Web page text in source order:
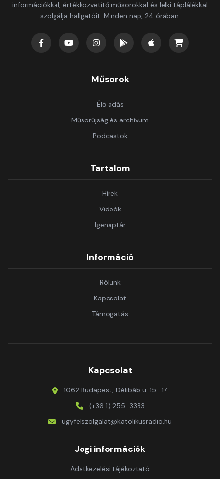
információkkal, értékközvetítő műsorokkal és lelki táplálékkal
szolgálja hallgatóit. Minden nap, 24 órában.
Műsorok
Élő adás
Műsorújság és archívum
Podcastok
Tartalom
Hírek
Videók
Igenaptár
Információ
Rólunk
Kapcsolat
Támogatás
Kapcsolat
1062 Budapest, Délibáb u. 15.-17.
(+36 1) 255-3333
ugyfelszolgalat@katolikusradio.hu
Jogi információk
Adatkezelési tájékoztató